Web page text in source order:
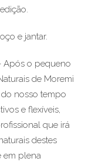
e jantar.
Após o pequeno
de Moremi
nosso tempo
e flexíveis,
que irá
destes
em plena